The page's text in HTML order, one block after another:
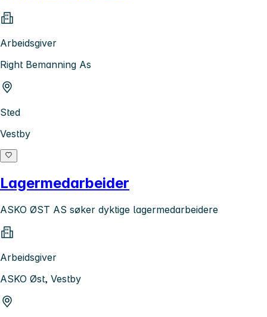
Arbeidsgiver
Right Bemanning As
Sted
Vestby
Lagermedarbeider
ASKO ØST AS søker dyktige lagermedarbeidere
Arbeidsgiver
ASKO Øst, Vestby